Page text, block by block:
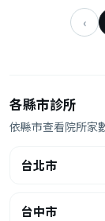
‹
各縣市診所
依縣市查看院所家
台北市
台中市